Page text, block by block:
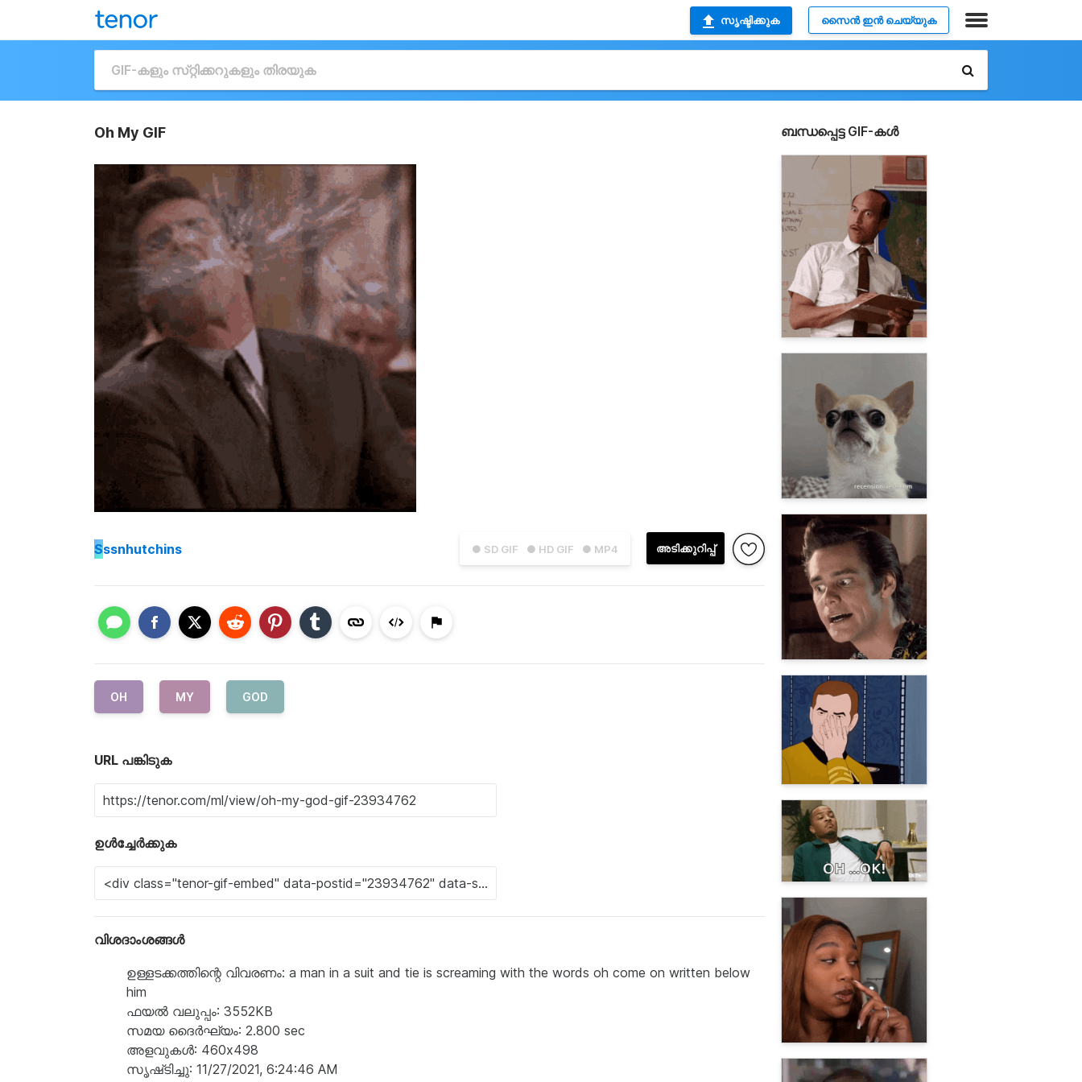
സൃഷ്ടിക്കുക സൈൻ ഇൻ ചെയ്യുക
Oh My GIF
● SD GIF ● HD GIF ● MP4 അടിക്കുറിപ്പ്
Sssnhutchins
OH MY GOD
URL പങ്കിടുക
ഉൾച്ചേർക്കുക
വിശദാംശങ്ങൾ
ഉള്ളടക്കത്തിന്റെ വിവരണം: a man in a suit and tie is screaming with the words oh come on written below
him
ഫയൽ വലുപ്പം: 3552KB
സമയ ദൈർഘ്യം: 2.800 sec
അളവുകൾ: 460x498
സൃഷ്‌ടിച്ചു: 11/27/2021, 6:24:46 AM
ബന്ധപ്പെട്ട GIF-കൾ